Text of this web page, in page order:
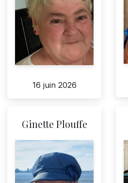
16 juin 2026
Ginette Plouffe